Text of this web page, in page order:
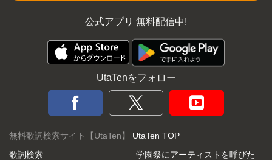
公式アプリ 無料配信中!
UtaTenをフォロー
無料歌詞検索サイト【UtaTen】 UtaTen TOP
歌詞検索
学園祭にアーティストを呼びた